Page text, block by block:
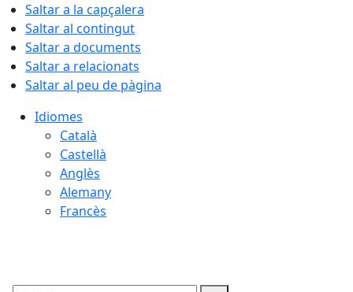
Saltar a la capçalera
Saltar al contingut
Saltar a documents
Saltar a relacionats
Saltar al peu de pàgina
Idiomes
Català
Castellà
Anglès
Alemany
Francès